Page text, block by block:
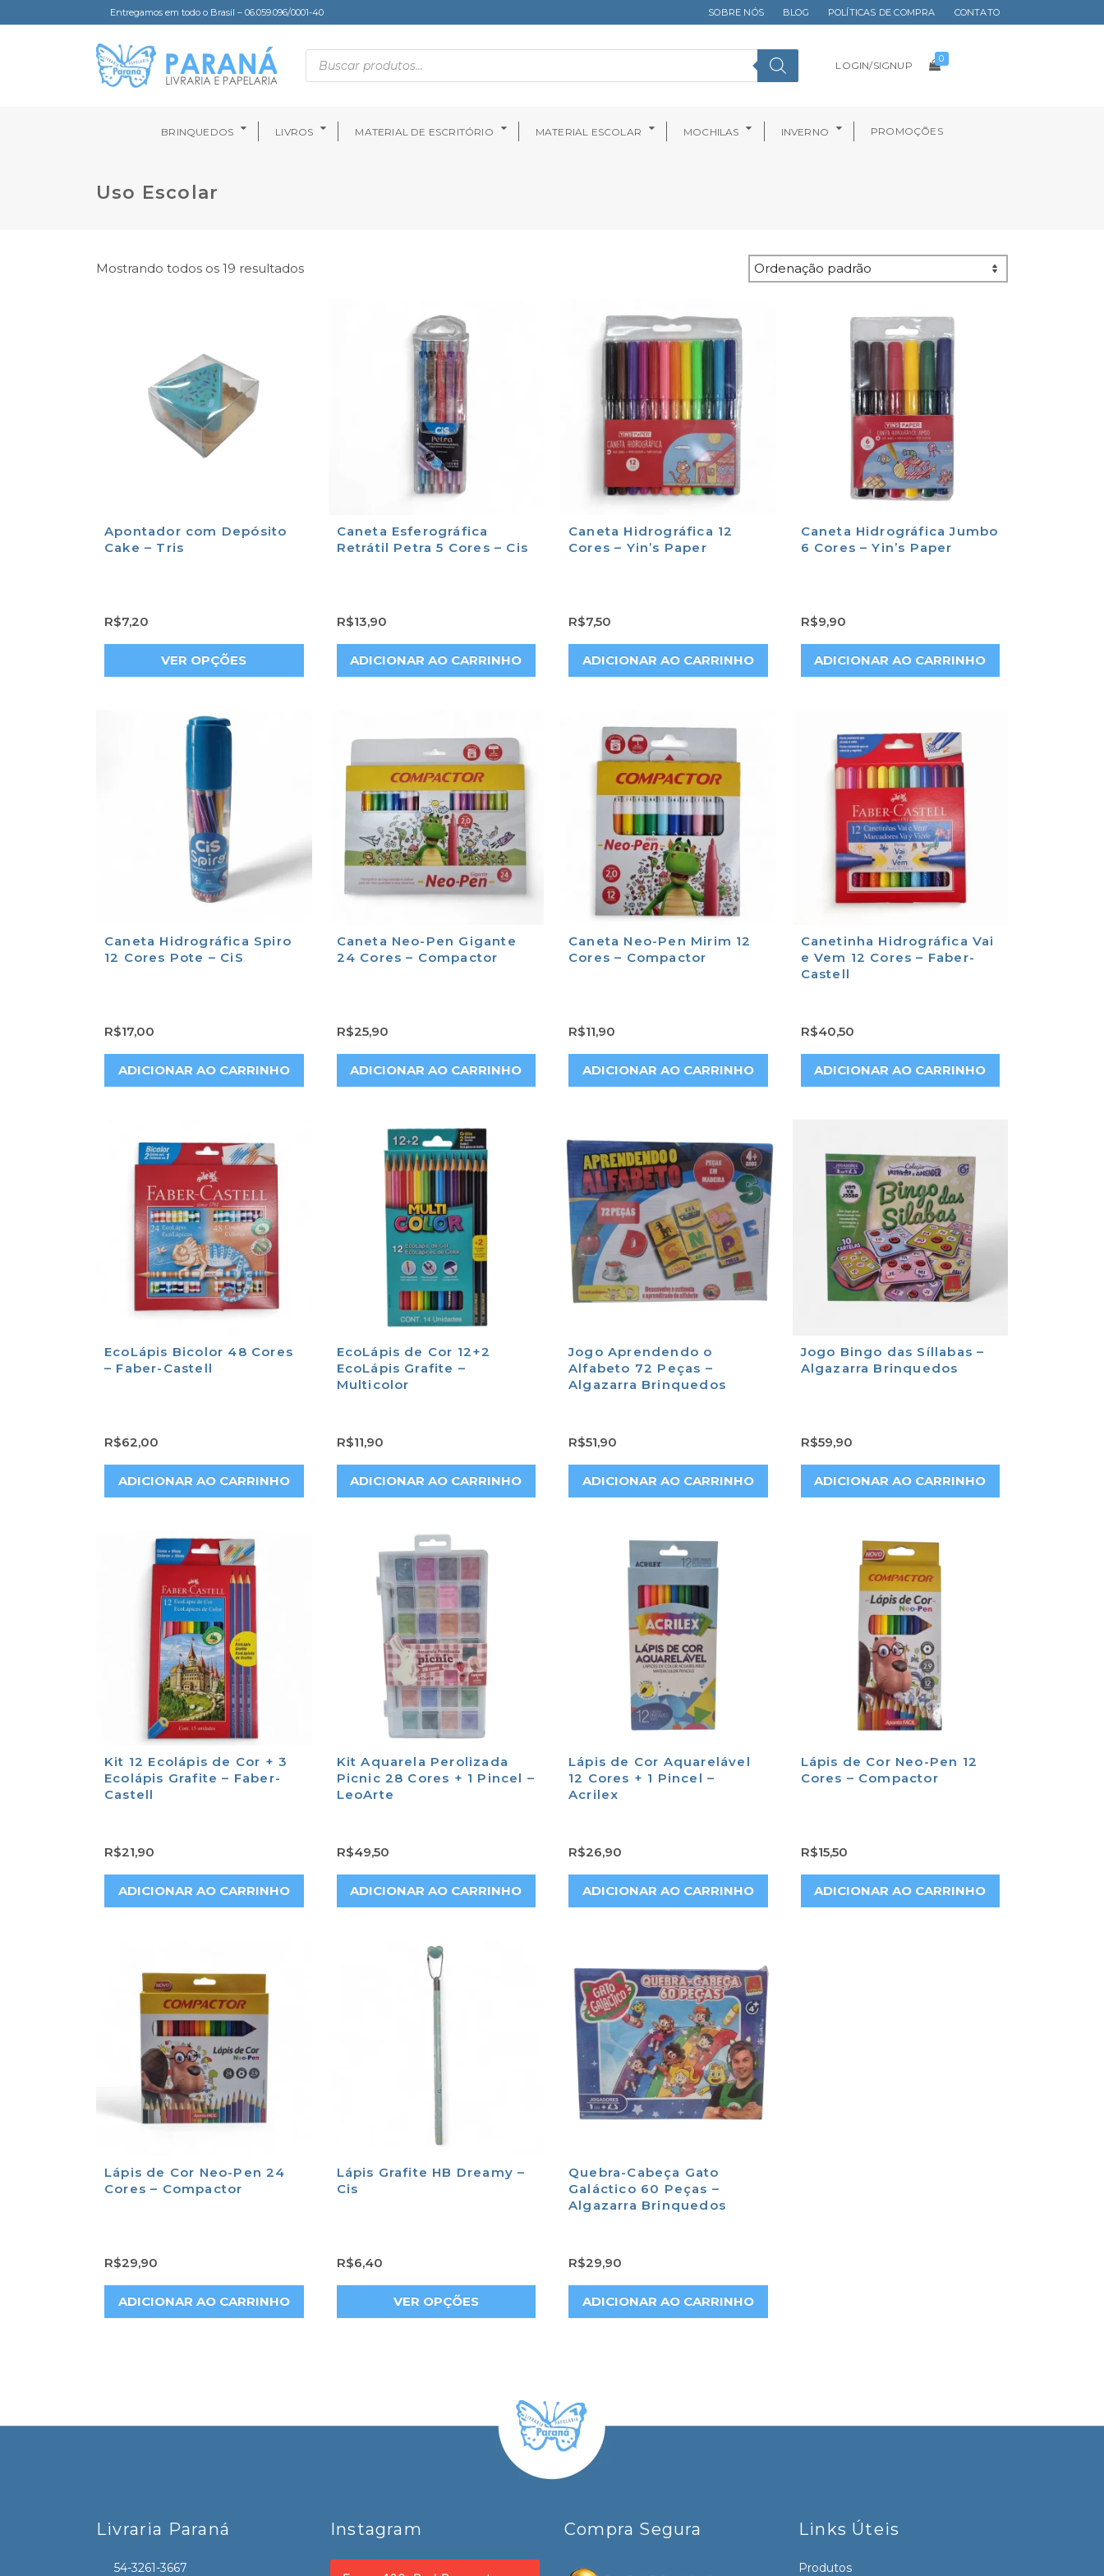
Entregamos em todo o Brasil – 06.059.096/0001-40 SOBRE NÓS BLOG POLÍTICAS DE COMPRA CONTATO
LOGIN/SIGNUP
0
BRINQUEDOS LIVROS MATERIAL DE ESCRITÓRIO MATERIAL ESCOLAR MOCHILAS INVERNO PROMOÇÕES
Uso Escolar
Mostrando todos os 19 resultados
Apontador com Depósito
Cake – Tris
R$7,20
VER OPÇÕES
Caneta Esferográfica
Retrátil Petra 5 Cores – Cis
R$13,90
ADICIONAR AO CARRINHO
Caneta Hidrográfica 12
Cores – Yin’s Paper
R$7,50
ADICIONAR AO CARRINHO
Caneta Hidrográfica Jumbo
6 Cores – Yin’s Paper
R$9,90
ADICIONAR AO CARRINHO
Caneta Hidrográfica Spiro
12 Cores Pote – CiS
R$17,00
ADICIONAR AO CARRINHO
Caneta Neo-Pen Gigante
24 Cores – Compactor
R$25,90
ADICIONAR AO CARRINHO
Caneta Neo-Pen Mirim 12
Cores – Compactor
R$11,90
ADICIONAR AO CARRINHO
Canetinha Hidrográfica Vai
e Vem 12 Cores – Faber-
Castell
R$40,50
ADICIONAR AO CARRINHO
EcoLápis Bicolor 48 Cores
– Faber-Castell
R$62,00
ADICIONAR AO CARRINHO
EcoLápis de Cor 12+2
EcoLápis Grafite –
Multicolor
R$11,90
ADICIONAR AO CARRINHO
Jogo Aprendendo o
Alfabeto 72 Peças –
Algazarra Brinquedos
R$51,90
ADICIONAR AO CARRINHO
Jogo Bingo das Síllabas –
Algazarra Brinquedos
R$59,90
ADICIONAR AO CARRINHO
Kit 12 Ecolápis de Cor + 3
Ecolápis Grafite – Faber-
Castell
R$21,90
ADICIONAR AO CARRINHO
Kit Aquarela Perolizada
Picnic 28 Cores + 1 Pincel –
LeoArte
R$49,50
ADICIONAR AO CARRINHO
Lápis de Cor Aquarelável
12 Cores + 1 Pincel –
Acrilex
R$26,90
ADICIONAR AO CARRINHO
Lápis de Cor Neo-Pen 12
Cores – Compactor
R$15,50
ADICIONAR AO CARRINHO
Lápis de Cor Neo-Pen 24
Cores – Compactor
R$29,90
ADICIONAR AO CARRINHO
Lápis Grafite HB Dreamy –
Cis
R$6,40
VER OPÇÕES
Quebra-Cabeça Gato
Galáctico 60 Peças –
Algazarra Brinquedos
R$29,90
ADICIONAR AO CARRINHO
Livraria Paraná
54-3261-3667
Instagram Compra Segura Links Úteis
Produtos